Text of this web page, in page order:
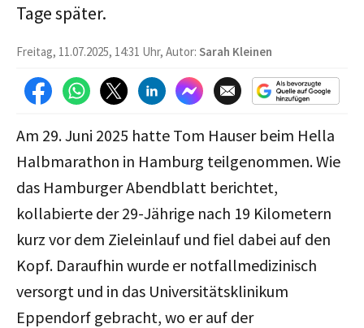
Tage später.
Freitag, 11.07.2025, 14:31 Uhr, Autor: Sarah Kleinen
Am 29. Juni 2025 hatte Tom Hauser beim Hella
Halbmarathon in Hamburg teilgenommen. Wie
das Hamburger Abendblatt berichtet,
kollabierte der 29-Jährige nach 19 Kilometern
kurz vor dem Zieleinlauf und fiel dabei auf den
Kopf. Daraufhin wurde er notfallmedizinisch
versorgt und in das Universitätsklinikum
Eppendorf gebracht, wo er auf der